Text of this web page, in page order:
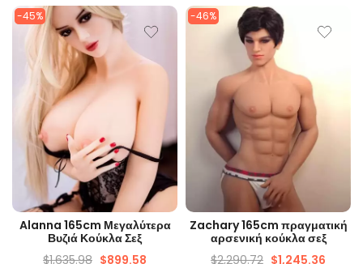
-45%
ΓΡΉΓΟΡΗ ΜΑΤΙΆ
Alanna 165cm Μεγαλύτερα
Βυζιά Κούκλα Σεξ
$1,635.98 $899.58
-46%
ΓΡΉΓΟΡΗ ΜΑΤΙΆ
Zachary 165cm πραγματική
αρσενική κούκλα σεξ
$2,290.72 $1,245.36